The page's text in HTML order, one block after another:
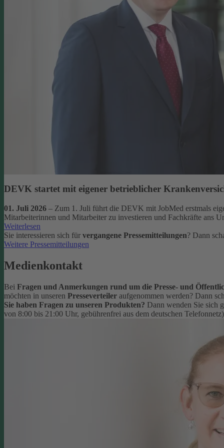
DEVK startet mit eigener betrieblicher
01. Juli 2026 – Zum 1. Juli führt die DEVK mit JobMed erstmals
Mitarbeiterinnen und Mitarbeiter zu investieren und Fachkräfte ans
Weiterlesen
Sie interessieren sich für vergangene Pressemitteilungen? Dann
Weitere Pressemitteilungen
Medienkontakt
Bei Fragen und Anmerkungen rund um die Presse- und
möchten in unseren Presseverteiler aufgenommen werden? Dann
Sie haben Fragen zu unseren Produkten? Dann wenden Sie sich
von 8:00 bis 21:00 Uhr, gebührenfrei aus dem deutschen